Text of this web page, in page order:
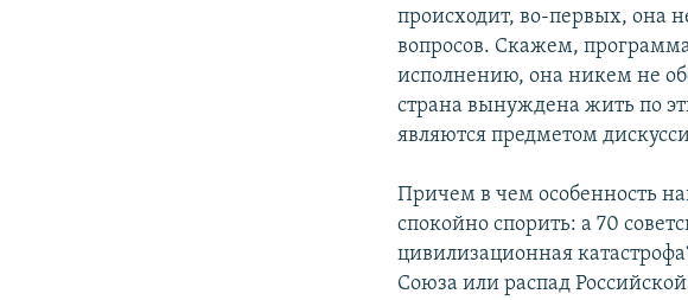
происходит, во-первых, она
вопросов. Скажем,
исполнению, она никем не
страна вынуждена жить по
являются предметом
Причем в чем особенность
спокойно спорить: а 70
цивилизационная
Союза или распад